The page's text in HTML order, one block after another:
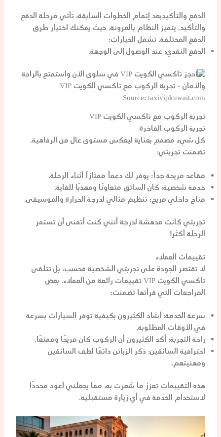
الدفع والتأكيدبعد إتمام الخطوات السابقة، تأتي مرحلة الدفع
والتأكيد. يتميز النظام بالمرونة، حيث يمكنك اختيار طرق
الدفع المختلفة. تشمل الخيارات:
الدفع النقدي: عند الوصول إلى الوجهة.
Source: taxivipkuwait.com
تجربة الركوب مع تاكسي الكويت VIP
تجربة الركوب الفاخرة
كل شيء مصمم بعناية ليعكس مستوى عالٍ من الرفاهية.
تضمنت تجربتي:
مقاعد مريحة جداً: يوفر لك دعماً ممتازاً أثناء الرحلة.
خدمة شخصية: كان السائق متعاونًا ومهذبًا للغاية.
مناخ داخلي مريح: تنظيم مثالي لدرجة الحرارة والموسيقى.
تجربتي كانت مدهشة لدرجة أنني كنت أتمنى أن تستمر
الرحلة أكثر!
تقييمات العملاء
لا تقتصر الجودة على تجربتي الشخصية فحسب، بل تتلقى
تاكسي الكويت VIP تقييمات رائعة من العملاء. بعض
المراجعات التي قرأتها تضمنت:
سرعة الخدمة: أشاد الكثيرون بكيفية توفر السيارات بسرعة
في الأوقات المطلوبة.
راحة التجربة: أكد الكثيرون أن الركوب كان مريحًا وممتعًا.
احترافية السائقين: ذكر الزبائن دائمًا لطف السائقين
ومهنيتهم.
هذه التقييمات تعزز ما شعرت به، مما يجعلني أعود مجددًا
لاستخدام الخدمة في أي زيارة مستقبلية.